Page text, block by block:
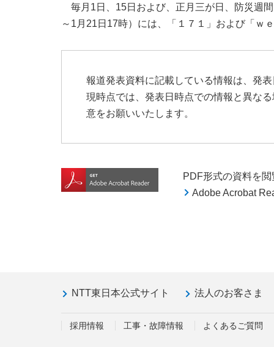
毎月1日、15日および、正月三が日、防災週
～1月21日17時）には、「１７１」および「ｗ
報道発表資料に記載している情報は、発
現時点では、発表日時点での情報と異な
意をお願いいたします。
PDF形式の資料を
Adobe Acrobat
NTT東日本公式サイト 法人のお客さま
採用情報 工事・故障情報 よくあるご質問